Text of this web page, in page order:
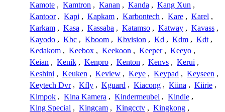
Kamote , Kamtron , Kanan , Kanda , Kang Xun ,
Kantoor , Kapi , Kapkam , Karbontech , Kare , Karel ,
Karkam , Kasa , Kassaba , Katamso , Katway , Kavass ,
Kayodo , Kbc , Kboom , Kbvision , Kd , Kdm , Kdt ,
Kedakom , Keebox , Keekoon , Keeper , Keeyo ,
Keian , Kenik , Kenpro , Kenton , Kenvs , Kerui ,
Keshini , Keuken , Keview , Keye , Keypad , Keyseen ,
Keytech Dvr , Kfly , Kguard , Kiacong , Kiina , Kiirie ,
Kimpok , Kina Kamera , Kindermeubel , Kindle ,
King Special , Kingcam , Kingcctv , Kingkong ,